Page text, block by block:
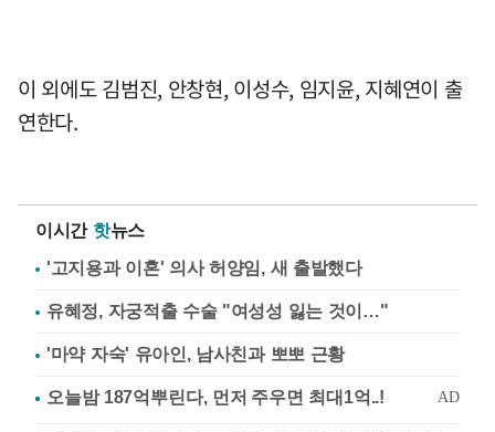
이 외에도 김범진, 안창현, 이성수, 임지윤, 지혜연이 출
연한다.
이시간 핫뉴스
'고지용과 이혼' 의사 허양임, 새 출발했다
유혜정, 자궁적출 수술 "여성성 잃는 것이…"
'마약 자숙' 유아인, 남사친과 뽀뽀 근황